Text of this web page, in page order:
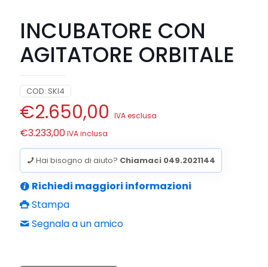
INCUBATORE CON
AGITATORE ORBITALE
COD: SKI4
€2.650,00 IVA esclusa
€3.233,00IVA inclusa
Hai bisogno di aiuto? Chiamaci 049.2021144
Richiedi maggiori informazioni
Stampa
Segnala a un amico